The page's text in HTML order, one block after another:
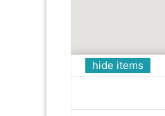
hide items